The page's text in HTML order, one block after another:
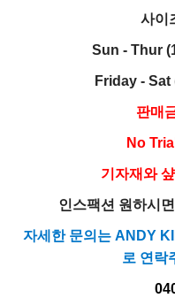
사이
Sun - Thur
Friday -
판매
No
기자재와
인스팩션 원하시
자세한 문의는 ANDY
로 연락